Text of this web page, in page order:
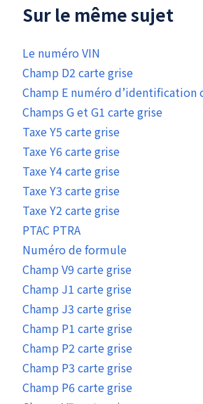
Sur le même sujet
Le numéro VIN
Champ D2 carte grise
Champ E numéro d’identification
Champs G et G1 carte grise
Taxe Y5 carte grise
Taxe Y6 carte grise
Taxe Y4 carte grise
Taxe Y3 carte grise
Taxe Y2 carte grise
PTAC PTRA
Numéro de formule
Champ V9 carte grise
Champ J1 carte grise
Champ J3 carte grise
Champ P1 carte grise
Champ P2 carte grise
Champ P3 carte grise
Champ P6 carte grise